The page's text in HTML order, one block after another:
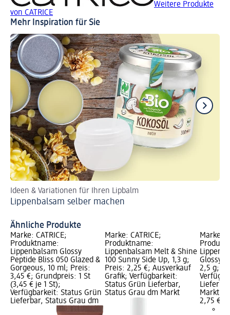
Weitere Produkte
von CATRICE
Mehr Inspiration für Sie
Ideen & Variationen für Ihren Lipbalm
Lippenbalsam selber machen
Ähnliche Produkte
Marke: CATRICE;
Produktname:
Lippenbalsam Glossy
Peptide Bliss 050 Glazed &
Gorgeous, 10 ml; Preis:
3,45 €; Grundpreis: 1 St
(3,45 € je 1 St);
Verfügbarkeit: Status Grün
Lieferbar, Status Grau dm
Marke: CATRICE;
Produktname:
Lippenbalsam Melt & Shine
100 Sunny Side Up, 1,3 g;
Preis: 2,25 €; Ausverkauf
Grafik; Verfügbarkeit:
Status Grün Lieferbar,
Status Grau dm Markt
Marke:
Glossy
2,5 g;
Markt
2,75 €